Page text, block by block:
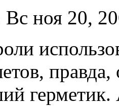
Вс ноя 20,